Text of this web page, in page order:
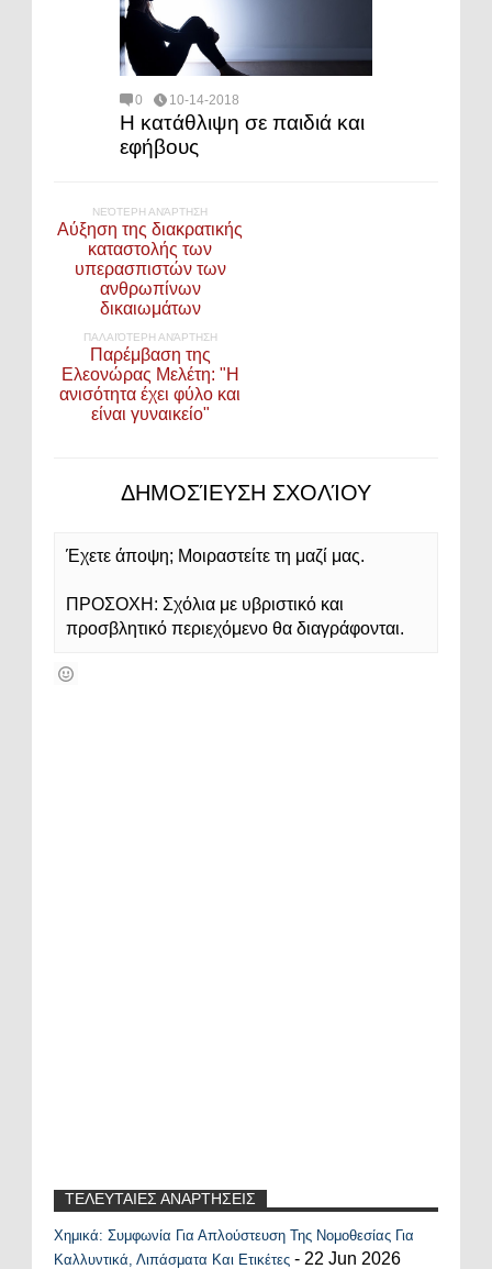
0 10-14-2018
H κατάθλιψη σε παιδιά και
εφήβους
ΝΕΌΤΕΡΗ ΑΝΆΡΤΗΣΗ
Αύξηση της διακρατικής
καταστολής των
υπερασπιστών των
ανθρωπίνων
δικαιωμάτων
ΠΑΛΑΙΌΤΕΡΗ ΑΝΆΡΤΗΣΗ
Παρέμβαση της
Ελεονώρας Μελέτη: "Η
ανισότητα έχει φύλο και
είναι γυναικείο"
ΔΗΜΟΣΊΕΥΣΗ ΣΧΟΛΊΟΥ
Έχετε άποψη; Μοιραστείτε τη μαζί μας.
ΠΡΟΣΟΧΗ: Σχόλια με υβριστικό και
προσβλητικό περιεχόμενο θα διαγράφονται.
ΤΕΛΕΥΤΑΙΕΣ ΑΝΑΡΤΗΣΕΙΣ
Recent Posts Widget
Χημικά: Συμφωνία Για Απλούστευση Της Νομοθεσίας Για
Καλλυντικά, Λιπάσματα Και Ετικέτες - 22 Jun 2026